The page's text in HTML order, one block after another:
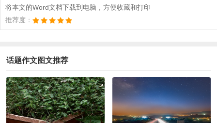
将本文的Word文档下载到电脑，方便收藏和打印
推荐度：
话题作文图文推荐